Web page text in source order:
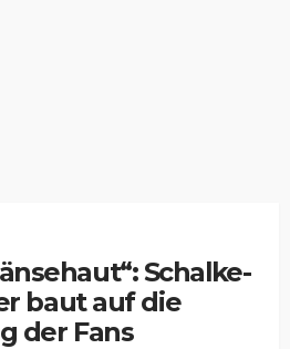
Schalke-
baut auf die
der Fans